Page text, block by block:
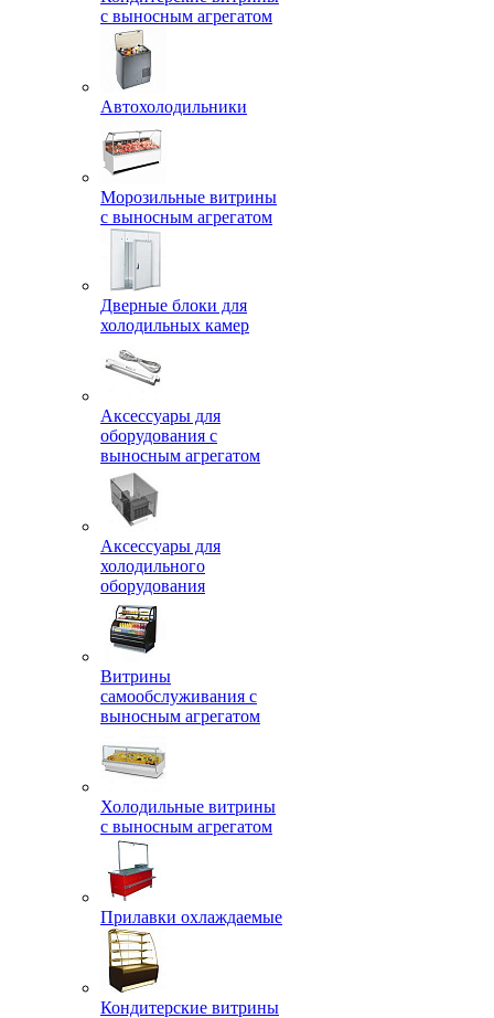
с выносным агрегатом
Автохолодильники
Морозильные витрины
с выносным агрегатом
Дверные блоки для
холодильных камер
Аксессуары для
оборудования с
выносным агрегатом
Аксессуары для
холодильного
оборудования
Витрины
самообслуживания с
выносным агрегатом
Холодильные витрины
с выносным агрегатом
Прилавки охлаждаемые
Кондитерские витрины